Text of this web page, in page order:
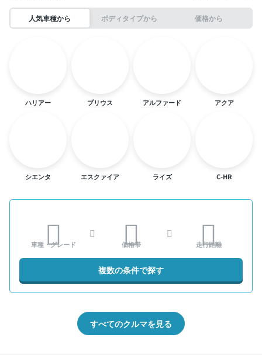
人気車種から ボディタイプから 価格から
ハリアー プリウス アルファード アクア
シエンタ エスクァイア ライズ C-HR
車種・グレード 価格帯 走行距離
複数の条件で探す
すべてのクルマを見る